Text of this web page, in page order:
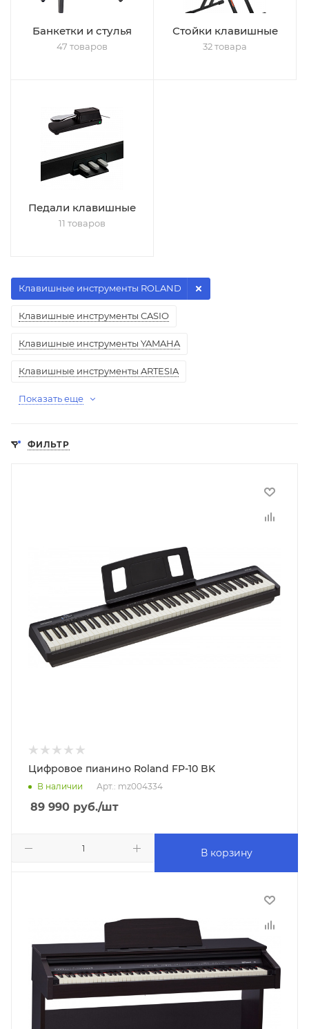
Банкетки и стулья
47 товаров
Стойки клавишные
32 товара
Педали клавишные
11 товаров
Клавишные инструменты CASIO
Клавишные инструменты YAMAHA
Клавишные инструменты ARTESIA
Клавишные инструменты ROLAND
Показать еще
ФИЛЬТР
Цифровое пианино Roland FP-10 BK
В наличии Арт.: mz004334
89 990 руб./шт
В корзину